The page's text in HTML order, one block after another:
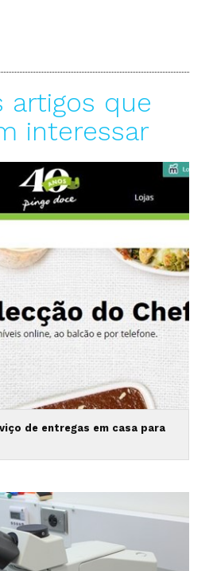
artigos que
interessar
de entregas em casa para